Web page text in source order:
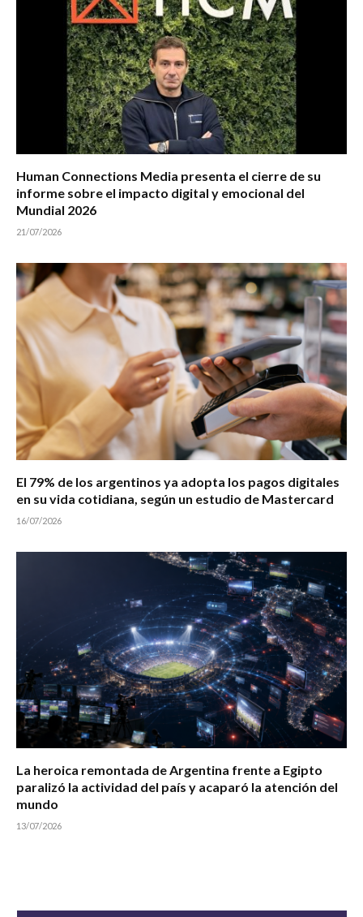
Human Connections Media presenta el cierre de su
informe sobre el impacto digital y emocional del
Mundial 2026
21/07/2026
El 79% de los argentinos ya adopta los pagos digitales
en su vida cotidiana, según un estudio de Mastercard
16/07/2026
La heroica remontada de Argentina frente a Egipto
paralizó la actividad del país y acaparó la atención del
mundo
13/07/2026